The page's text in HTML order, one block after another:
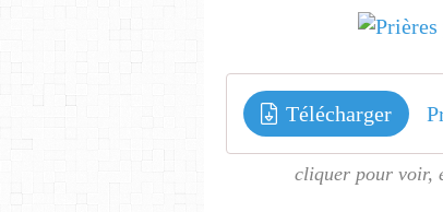
Télécharger
cliquer pour voir,